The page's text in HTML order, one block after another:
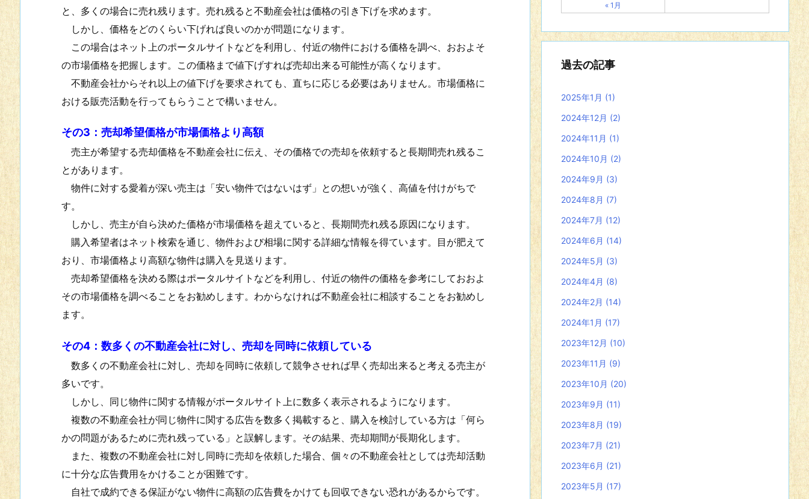
と、多くの場合に売れ残ります。売れ残ると不動産会社は価格の引き下げを求めます。
しかし、価格をどのくらい下げれば良いのかが問題になります。
この場合はネット上のポータルサイトなどを利用し、付近の物件における価格を調べ、おおよそ
の市場価格を把握します。この価格まで値下げすれば売却出来る可能性が高くなります。
不動産会社からそれ以上の値下げを要求されても、直ちに応じる必要はありません。市場価格に
おける販売活動を行ってもらうことで構いません。
その3：売却希望価格が市場価格より高額
売主が希望する売却価格を不動産会社に伝え、その価格での売却を依頼すると長期間売れ残るこ
とがあります。
物件に対する愛着が深い売主は「安い物件ではないはず」との想いが強く、高値を付けがちで
す。
しかし、売主が自ら決めた価格が市場価格を超えていると、長期間売れ残る原因になります。
購入希望者はネット検索を通じ、物件および相場に関する詳細な情報を得ています。目が肥えて
おり、市場価格より高額な物件は購入を見送ります。
売却希望価格を決める際はポータルサイトなどを利用し、付近の物件の価格を参考にしておおよ
その市場価格を調べることをお勧めします。わからなければ不動産会社に相談することをお勧めし
ます。
その4：数多くの不動産会社に対し、売却を同時に依頼している
数多くの不動産会社に対し、売却を同時に依頼して競争させれば早く売却出来ると考える売主が
多いです。
しかし、同じ物件に関する情報がポータルサイト上に数多く表示されるようになります。
複数の不動産会社が同じ物件に関する広告を数多く掲載すると、購入を検討している方は「何ら
かの問題があるために売れ残っている」と誤解します。その結果、売却期間が長期化します。
また、複数の不動産会社に対し同時に売却を依頼した場合、個々の不動産会社としては売却活動
に十分な広告費用をかけることが困難です。
自社で成約できる保証がない物件に高額の広告費をかけても回収できない恐れがあるからです。
« 1月
過去の記事
2025年1月 (1)
2024年12月 (2)
2024年11月 (1)
2024年10月 (2)
2024年9月 (3)
2024年8月 (7)
2024年7月 (12)
2024年6月 (14)
2024年5月 (3)
2024年4月 (8)
2024年2月 (14)
2024年1月 (17)
2023年12月 (10)
2023年11月 (9)
2023年10月 (20)
2023年9月 (11)
2023年8月 (19)
2023年7月 (21)
2023年6月 (21)
2023年5月 (17)